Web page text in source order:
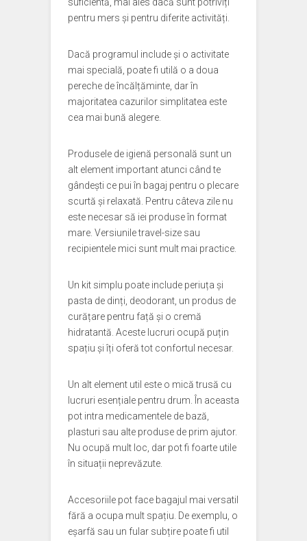
pentru mers și pentru diferite activități.
Dacă programul include și o activitate
mai specială, poate fi utilă o a doua
pereche de încălțăminte, dar în
majoritatea cazurilor simplitatea este
cea mai bună alegere.
Produsele de igienă personală sunt un
alt element important atunci când te
gândești ce pui în bagaj pentru o plecare
scurtă și relaxată. Pentru câteva zile nu
este necesar să iei produse în format
mare. Versiunile travel-size sau
recipientele mici sunt mult mai practice.
Un kit simplu poate include periuța și
pasta de dinți, deodorant, un produs de
curățare pentru față și o cremă
hidratantă. Aceste lucruri ocupă puțin
spațiu și îți oferă tot confortul necesar.
Un alt element util este o mică trusă cu
lucruri esențiale pentru drum. În aceasta
pot intra medicamentele de bază,
plasturi sau alte produse de prim ajutor.
Nu ocupă mult loc, dar pot fi foarte utile
în situații neprevăzute.
Accesoriile pot face bagajul mai versatil
fără a ocupa mult spațiu. De exemplu, o
eșarfă sau un fular subțire poate fi util